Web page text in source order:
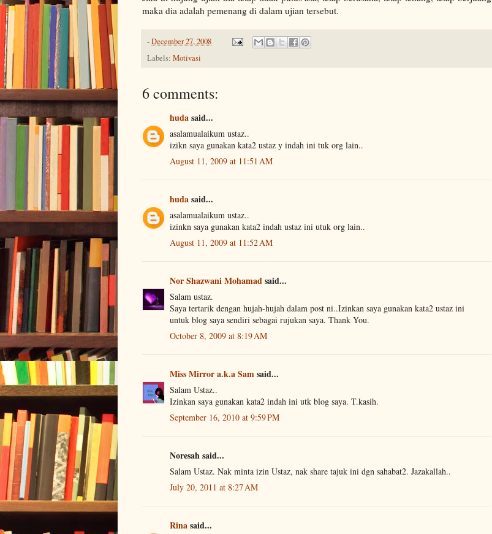
maka dia adalah pemenang di dalam ujian tersebut.
-December 27, 2008
Labels: Motivasi
6 comments:
hudasaid...
asalamualaikum ustaz..
izikn saya gunakan kata2 ustaz y indah ini tuk org lain..
August 11, 2009 at 11:51 AM
hudasaid...
asalamualaikum ustaz..
izinkn saya gunakan kata2 indah ustaz ini utuk org lain..
August 11, 2009 at 11:52 AM
Nor Shazwani Mohamadsaid...
Salam ustaz.
Saya tertarik dengan hujah-hujah dalam post ni..Izinkan saya gunakan kata2 ustaz ini
untuk blog saya sendiri sebagai rujukan saya. Thank You.
October 8, 2009 at 8:19 AM
Miss Mirror a.k.a Samsaid...
Salam Ustaz..
Izinkan saya gunakan kata2 indah ini utk blog saya. T.kasih.
September 16, 2010 at 9:59 PM
Noresah said...
Salam Ustaz. Nak minta izin Ustaz, nak share tajuk ini dgn sahabat2. Jazakallah..
July 20, 2011 at 8:27 AM
Rinasaid...